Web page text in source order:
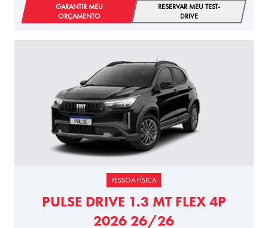
GARANTIR MEU
ORÇAMENTO
RESERVAR MEU TEST-
DRIVE
PESSOA FÍSICA
PULSE DRIVE 1.3 MT FLEX 4P
2026 26/26